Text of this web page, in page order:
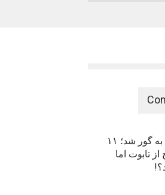
زن برزیلی که به اشتباه زنده به گور شد؛ ۱۱
تابوت اما